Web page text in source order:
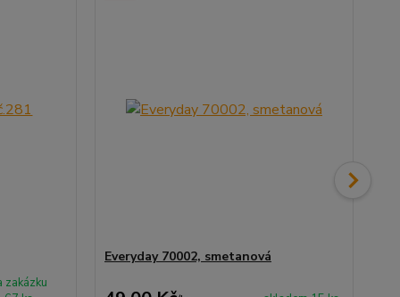
zakázku
Everyday 70002, smetanová